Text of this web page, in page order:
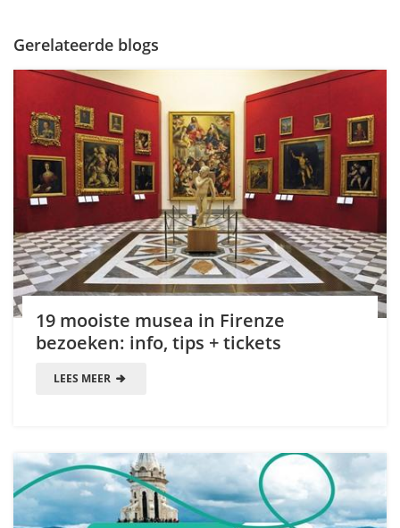
Gerelateerde blogs
19 mooiste musea in Firenze
bezoeken: info, tips + tickets
LEES MEER